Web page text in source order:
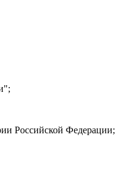
Российской Федерации;